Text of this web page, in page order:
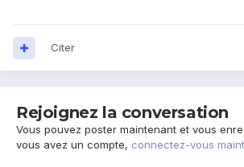
Citer
Rejoignez la conversation
Vous pouvez poster maintenant et vous
vous avez un compte, connectez-vous